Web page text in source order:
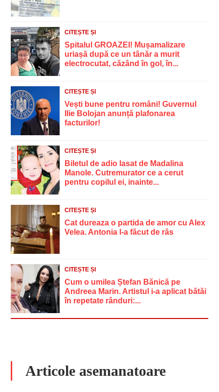
CITEȘTE ȘI
Spitalul GROAZEI! Mușamalizare
uriașă după ce un tânăr a murit
electrocutat, căzând în gol, în...
CITEȘTE ȘI
Vești bune pentru români! Guvernul
Ilie Bolojan anunță plafonarea
facturilor!
CITEȘTE ȘI
Biletul de adio lasat de Madalina
Manole. Cutremurator ce a cerut
pentru copilul ei, inainte...
CITEȘTE ȘI
Cat dureaza o partida de amor cu Alex
Velea. Antonia l-a făcut de râs
CITEȘTE ȘI
Cum o umilea Ștefan Bănică pe
Andreea Marin. Artistul i-a aplicat bătăi
în repetate rânduri:...
Articole asemanatoare